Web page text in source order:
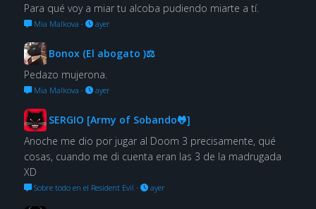
Para qué voy a miar tu alcoba pudiendo miarte a tí.
Mia Malkova · ayer
Bonox (El abogato )⚖
Pedazo mujerona.
Mia Malkova · ayer
SERGIO [Army of Sobando🐸]
Anoche me dio por jugar al Doom 3 precisamente, qué
cosas, cuando me di cuenta eran las 3 de la madrugada
XD
Sobre todo en el Resident Evil · ayer